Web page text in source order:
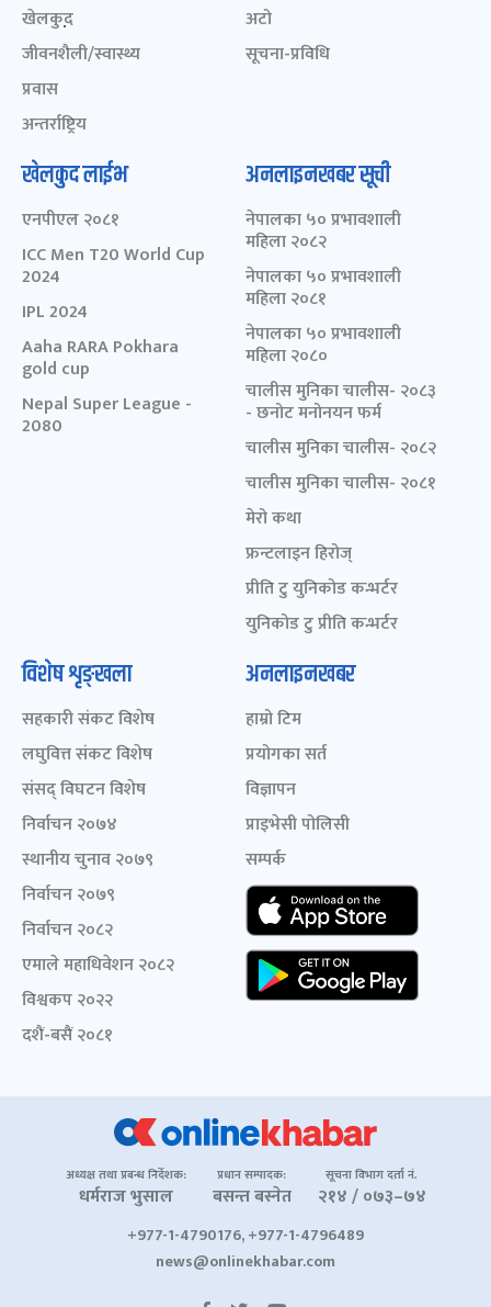
खेलकुद़़
जीवनशैली/स्वास्थ्य
प्रवास
अन्तर्राष्ट्रिय
अटो
सूचना-प्रविधि
खेलकुद लाईभ
एनपीएल २०८१
ICC Men T20 World Cup
2024
IPL 2024
Aaha RARA Pokhara
gold cup
Nepal Super League -
2080
अनलाइनखबर सूची
नेपालका ५० प्रभावशाली
महिला २०८२
नेपालका ५० प्रभावशाली
महिला २०८१
नेपालका ५० प्रभावशाली
महिला २०८०
चालीस मुनिका चालीस- २०८३
- छनोट मनोनयन फर्म
चालीस मुनिका चालीस- २०८२
चालीस मुनिका चालीस- २०८१
मेरो कथा
फ्रन्टलाइन हिरोज्
प्रीति टु युनिकोड कन्भर्टर
युनिकोड टु प्रीति कन्भर्टर
विशेष शृङ्खला
सहकारी संकट विशेष
लघुवित्त संकट विशेष
संसद् विघटन विशेष
निर्वाचन २०७४
स्थानीय चुनाव २०७९
निर्वाचन २०७९
निर्वाचन २०८२
एमाले महाधिवेशन २०८२
विश्वकप २०२२
दशैं-बसैं २०८१
अनलाइनखबर
हाम्रो टिम
प्रयोगका सर्त
विज्ञापन
प्राइभेसी पोलिसी
सम्पर्क
अध्यक्ष तथा प्रबन्ध निर्देशक:
धर्मराज भुसाल
प्रधान सम्पादक:
बसन्त बस्नेत
सूचना विभाग दर्ता नं.
२१४ / ०७३–७४
+977-1-4790176, +977-1-4796489
news@onlinekhabar.com